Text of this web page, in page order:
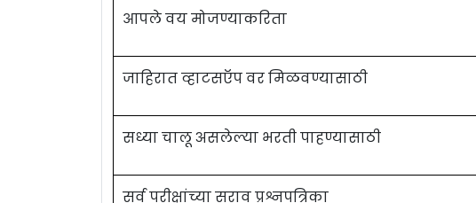
आपले वय मोजण्याकरिता
जाहिरात व्हाटसऍप वर मिळवण्यासाठी
सध्या चालू असलेल्या भरती पाहण्यासाठी
सर्व परीक्षांच्या सराव प्रश्नपत्रिका